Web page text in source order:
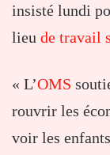
insisté lundi
lieu de travail
« L’OMS
rouvrir les
voir les